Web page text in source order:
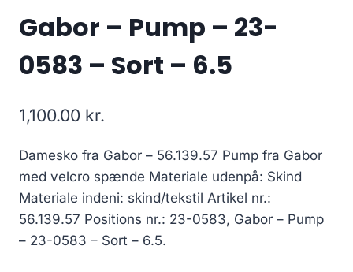
Gabor – Pump – 23-
0583 – Sort – 6.5
1,100.00 kr.
Damesko fra Gabor – 56.139.57 Pump fra Gabor
med velcro spænde Materiale udenpå: Skind
Materiale indeni: skind/tekstil Artikel nr.:
56.139.57 Positions nr.: 23-0583, Gabor – Pump
– 23-0583 – Sort – 6.5.